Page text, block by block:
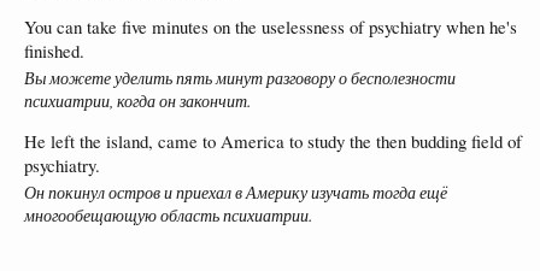
You can take five minutes on the uselessness of psychiatry when he's
finished.
Вы можете уделить пять минут разговору о бесполезности
психиатрии, когда он закончит.
He left the island, came to America to study the then budding field of
psychiatry.
Он покинул остров и приехал в Америку изучать тогда ещё
многообещающую область психиатрии.